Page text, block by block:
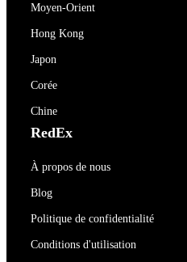
Moyen-Orient
Hong Kong
Japon
Corée
Chine
RedEx
À propos de nous
Blog
Politique de confidentialité
Conditions d'utilisation